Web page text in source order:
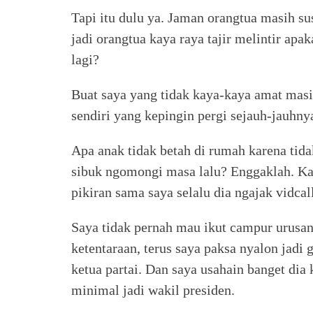
Tapi itu dulu ya. Jaman orangtua masih
jadi orangtua kaya raya tajir melintir
lagi?
Buat saya yang tidak kaya-kaya amat
sendiri yang kepingin pergi sejauh-
Apa anak tidak betah di rumah karena
sibuk ngomongi masa lalu? Enggaklah.
pikiran sama saya selalu dia ngajak
Saya tidak pernah mau ikut campur
ketentaraan, terus saya paksa nyalon
ketua partai. Dan saya usahain banget
minimal jadi wakil presiden.